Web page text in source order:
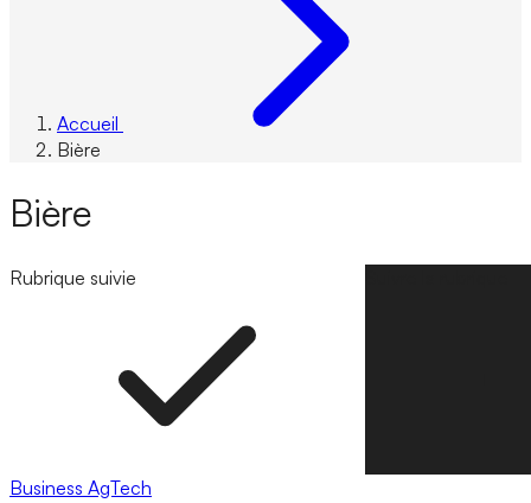
Accueil
Bière
Bière
Rubrique suivie
Business AgTech